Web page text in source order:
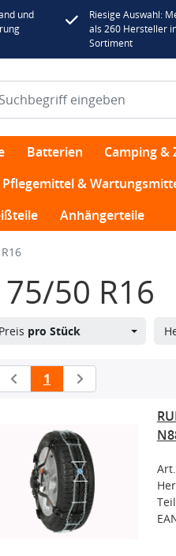
und
Riesige Auswahl:
als 260 Hersteller
Sortiment
Batterien Camping &
Pflegemittel &
Anhängerteile
50 R16
Preis pro Stück
1